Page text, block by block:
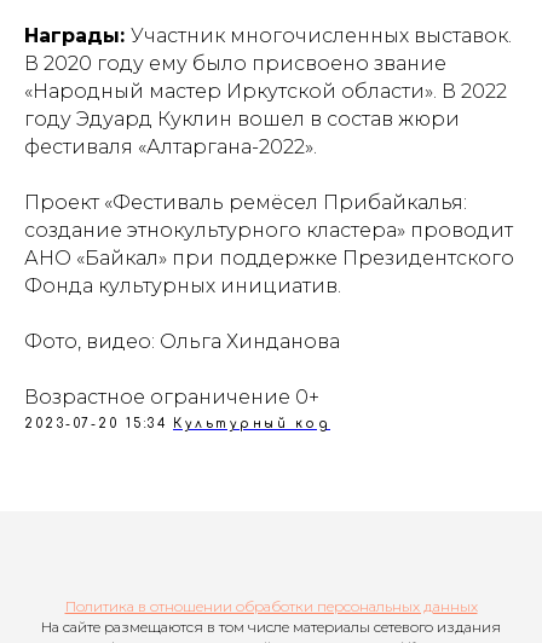
Награды: Участник многочисленных выставок.
В 2020 году ему было присвоено звание
«Народный мастер Иркутской области». В 2022
году Эдуард Куклин вошел в состав жюри
фестиваля «Алтаргана-2022».
Проект «Фестиваль ремёсел Прибайкалья:
создание этнокультурного кластера» проводит
АНО «Байкал» при поддержке Президентского
Фонда культурных инициатив.
Фото, видео: Ольга Хинданова
Возрастное ограничение 0+
2023-07-20 15:34 Культурный код
Политика в отношении обработки персональных данных
На сайте размещаются в том числе материалы сетевого издания